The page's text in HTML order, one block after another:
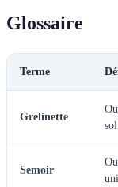
Glossaire
Terme
Grelinette
Semoir